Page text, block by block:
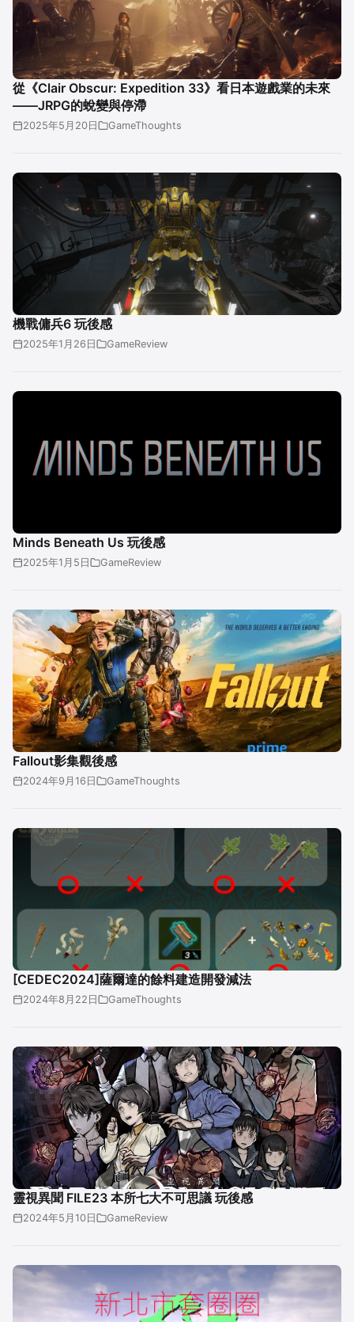
從《Clair Obscur: Expedition 33》看日本遊戲業的未來
——JRPG的蛻變與停滯
2025年5月20日 GameThoughts
機戰傭兵6 玩後感
2025年1月26日 GameReview
Minds Beneath Us 玩後感
2025年1月5日 GameReview
Fallout影集觀後感
2024年9月16日 GameThoughts
[CEDEC2024]薩爾達的餘料建造開發減法
2024年8月22日 GameThoughts
靈視異聞 FILE23 本所七大不可思議 玩後感
2024年5月10日 GameReview